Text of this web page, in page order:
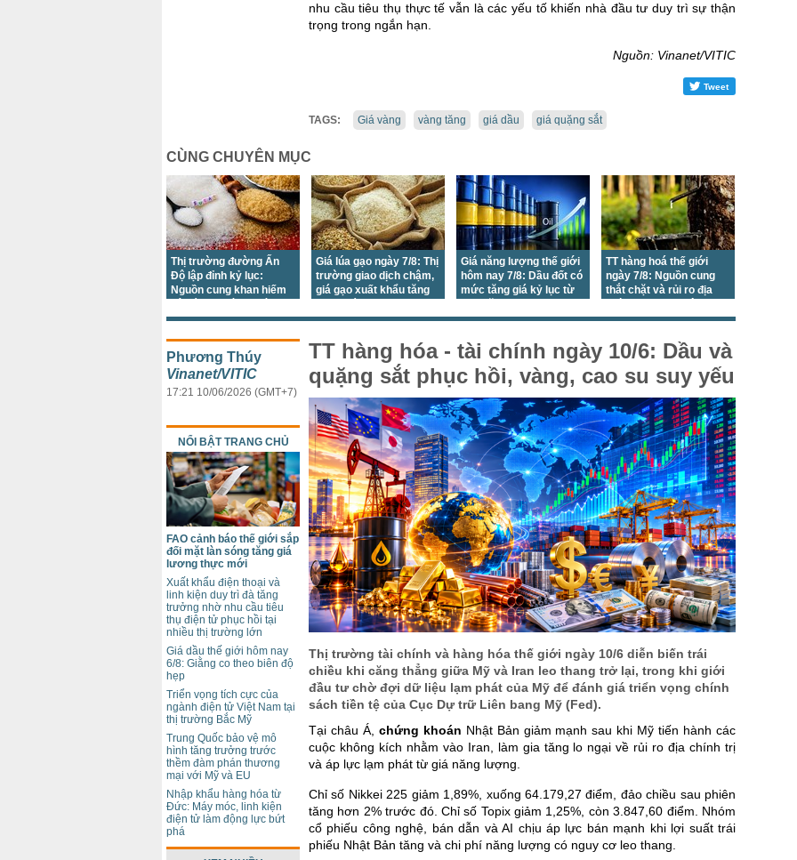
nhu cầu tiêu thụ thực tế vẫn là các yếu tố khiến nhà đầu tư duy trì sự thận
trọng trong ngắn hạn.
Nguồn: Vinanet/VITIC
Tweet
TAGS: Giá vàng vàng tăng giá dầu giá quặng sắt
CÙNG CHUYÊN MỤC
Thị trường đường Ấn
Độ lập đỉnh kỷ lục:
Nguồn cung khan hiếm
mùa lễ hội
Giá lúa gạo ngày 7/8: Thị
trường giao dịch chậm,
giá gạo xuất khẩu tăng
Giá năng lượng thế giới
hôm nay 7/8: Dầu đốt có
mức tăng giá kỷ lục từ
bối cảnh bất ổn tại Trung
TT hàng hoá thế giới
ngày 7/8: Nguồn cung
thắt chặt và rủi ro địa
mới cho giá
TT hàng hóa - tài chính ngày 10/6: Dầu và
quặng sắt phục hồi, vàng, cao su suy yếu
Thị trường tài chính và hàng hóa thế giới ngày 10/6 diễn biến trái
chiều khi căng thẳng giữa Mỹ và Iran leo thang trở lại, trong khi giới
đầu tư chờ đợi dữ liệu lạm phát của Mỹ để đánh giá triển vọng chính
sách tiền tệ của Cục Dự trữ Liên bang Mỹ (Fed).
Tại châu Á, chứng khoán Nhật Bản giảm mạnh sau khi Mỹ tiến hành các
cuộc không kích nhằm vào Iran, làm gia tăng lo ngại về rủi ro địa chính trị
và áp lực lạm phát từ giá năng lượng.
Chỉ số Nikkei 225 giảm 1,89%, xuống 64.179,27 điểm, đảo chiều sau phiên
tăng hơn 2% trước đó. Chỉ số Topix giảm 1,25%, còn 3.847,60 điểm. Nhóm
cổ phiếu công nghệ, bán dẫn và AI chịu áp lực bán mạnh khi lợi suất trái
phiếu Nhật Bản tăng và chi phí năng lượng có nguy cơ leo thang.
Phương Thúy
Vinanet/VITIC
17:21 10/06/2026 (GMT+7)
NỔI BẬT TRANG CHỦ
FAO cảnh báo thế giới sắp
đối mặt làn sóng tăng giá
lương thực mới
Xuất khẩu điện thoại và
linh kiện duy trì đà tăng
trưởng nhờ nhu cầu tiêu
thụ điện tử phục hồi tại
nhiều thị trường lớn
Giá dầu thế giới hôm nay
6/8: Giằng co theo biên độ
hẹp
Triển vọng tích cực của
ngành điện tử Việt Nam tại
thị trường Bắc Mỹ
Trung Quốc bảo vệ mô
hình tăng trưởng trước
thềm đàm phán thương
mại với Mỹ và EU
Nhập khẩu hàng hóa từ
Đức: Máy móc, linh kiện
điện tử làm động lực bứt
phá